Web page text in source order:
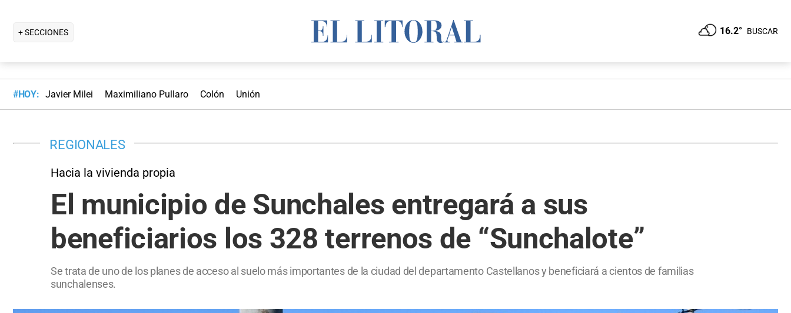
+ SECCIONES 16.2° BUSCAR
#HOY: Javier Milei Maximiliano Pullaro Colón Unión
REGIONALES
Hacia la vivienda propia
El municipio de Sunchales entregará a sus
beneficiarios los 328 terrenos de “Sunchalote”
Se trata de uno de los planes de acceso al suelo más importantes de la ciudad del departamento Castellanos y beneficiará a cientos de familias
sunchalenses.